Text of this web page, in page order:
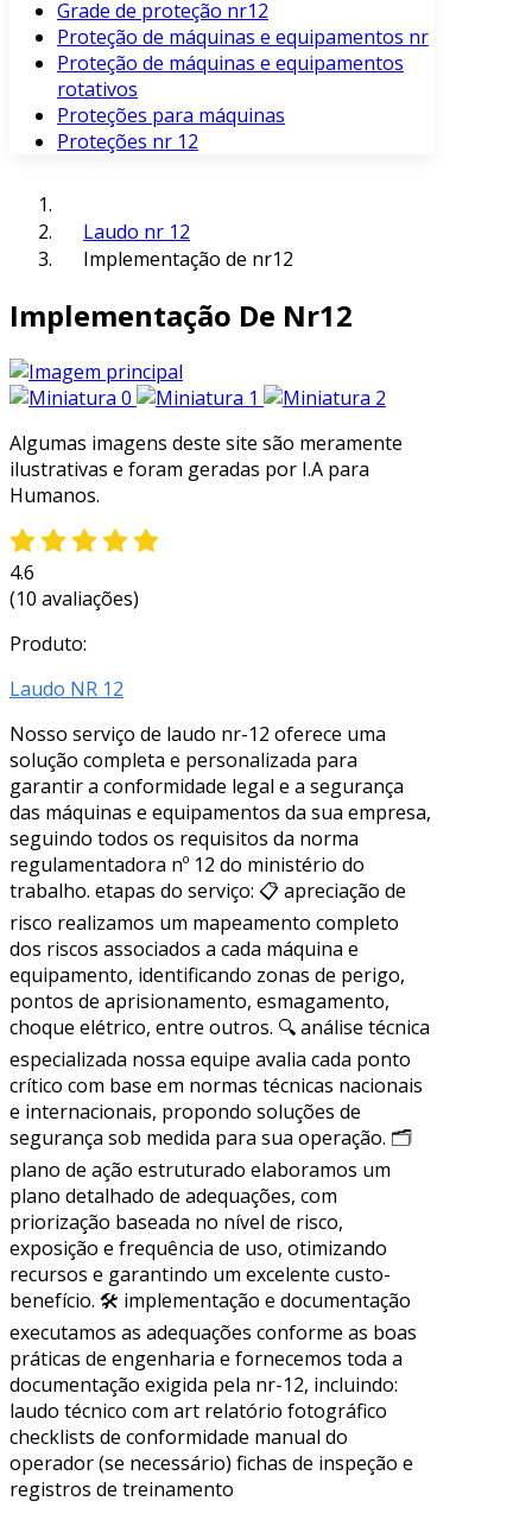
Grade de proteção nr12
Proteção de máquinas e equipamentos nr
Proteção de máquinas e equipamentos
rotativos
Proteções para máquinas
Proteções nr 12
Laudo nr 12
Implementação de nr12
Implementação De Nr12
Algumas imagens deste site são meramente
ilustrativas e foram geradas por I.A para
Humanos.
4.6
(10 avaliações)
Produto:
Laudo NR 12
Nosso serviço de laudo nr-12 oferece uma
solução completa e personalizada para
garantir a conformidade legal e a segurança
das máquinas e equipamentos da sua empresa,
seguindo todos os requisitos da norma
regulamentadora nº 12 do ministério do
trabalho. etapas do serviço: 📋 apreciação de
risco realizamos um mapeamento completo
dos riscos associados a cada máquina e
equipamento, identificando zonas de perigo,
pontos de aprisionamento, esmagamento,
choque elétrico, entre outros. 🔍 análise técnica
especializada nossa equipe avalia cada ponto
crítico com base em normas técnicas nacionais
e internacionais, propondo soluções de
segurança sob medida para sua operação. 🗂
plano de ação estruturado elaboramos um
plano detalhado de adequações, com
priorização baseada no nível de risco,
exposição e frequência de uso, otimizando
recursos e garantindo um excelente custo-
benefício. 🛠 implementação e documentação
executamos as adequações conforme as boas
práticas de engenharia e fornecemos toda a
documentação exigida pela nr-12, incluindo:
laudo técnico com art relatório fotográfico
checklists de conformidade manual do
operador (se necessário) fichas de inspeção e
registros de treinamento